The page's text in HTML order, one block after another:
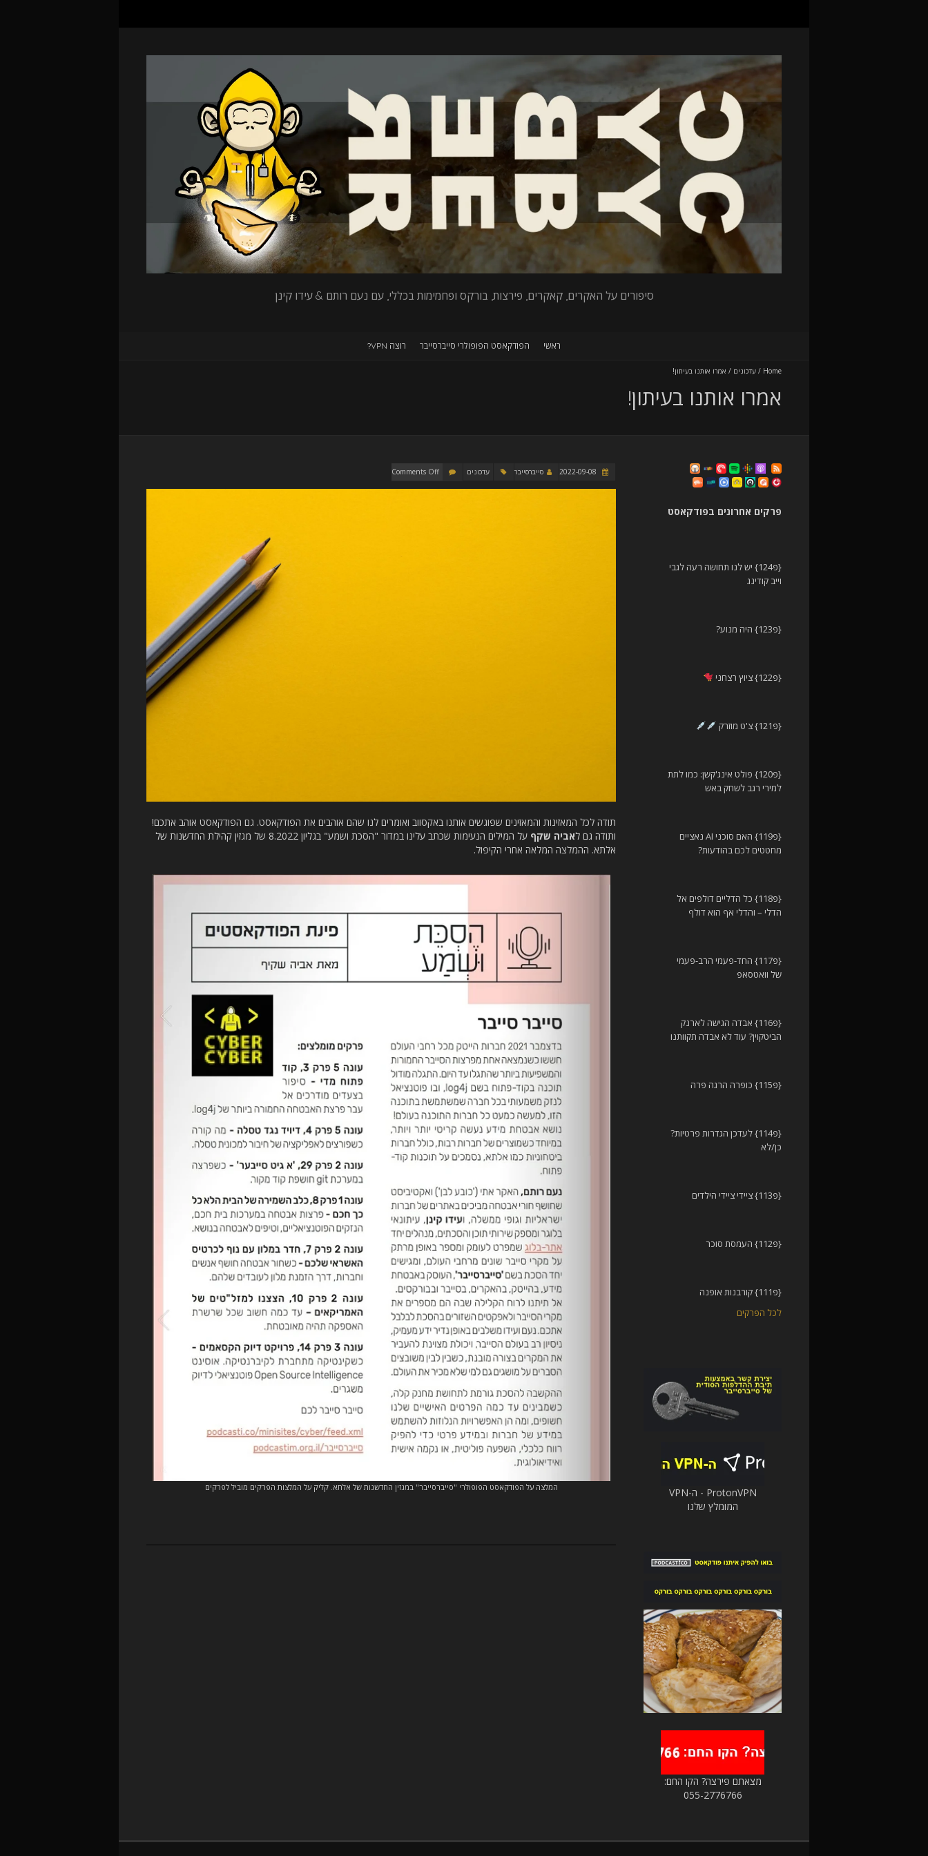
סיפורים על האקרים, קאקרים, פירצות, בורקס ופחמימות בכללי, עם נעם רותם & עידו קינן
ראשי הפודקאסט הפופולרי סייברסייבר רוצה VPN?
Home
/ עדכונים / אמרו אותנו בעיתון!
אמרו אותנו בעיתון!
סייברסייבר עדכונים Comments Off
תודה לכל המאזינות והמאזינים שפוגשים אותנו באקסווב ואומרים לנו שהם אוהבים את הפודקאסט. גם הפודקאסט אוהב אתכם!
ותודה גם לאביה שקף
על המילים הנעימות שכתב עלינו במדור "הסכת ושמע" בגליון 8.2022 של מגזין קהילת החדשנות של
אלתא. ההמלצה המלאה אחרי הקיפול.
המלצה על הפודקאסט הפופולרי "סייברסייבר" במגזין החדשנות של אלתא. קליק על המלצות הפרקים מוביל לפרקים
פרקים אחרונים בפודקאסט
{פ124} יש לנו תחושה רעה לגבי
וייב קודינג
{פ123} היה מנוע?
{פ122} ציוץ רצחני
{פ121} צ'ט מוזרק
{פ120} פולט אינג'קשן: כמו לתת
למירי רגב לשחק באש
{פ119} האם סוכני AI נאציים
מחטטים לכם בהודעות?
{פ118} כל הדליים דולפים אל
הדלי – והדלי אף הוא דולף
{פ117} החד-פעמי הרב-פעמי
של וואטסאפ
{פ116} אבדה הגישה לארנק
הביטקוין? עוד לא אבדה תקוותנו
{פ115} כופרה הרגה פרה
{פ114} לעדכן הגדרות פרטיות?
כן/לא
{פ113} ציידי ציידי הילדים
{פ112} העמסת סוכר
{פ111} קורבנות אופנה
לכל הפרקים
ProtonVPN - ה-VPN
המומלץ שלנו
מצאתם פירצה? הקו החם:
055-2776766